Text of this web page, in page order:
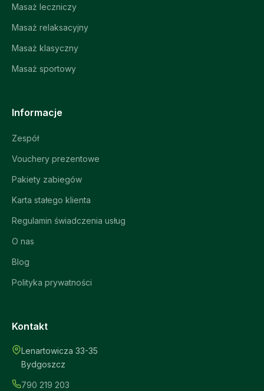
Masaż leczniczy
Masaż relaksacyjny
Masaż klasyczny
Masaż sportowy
Informacje
Zespół
Vouchery prezentowe
Pakiety zabiegów
Karta stałego klienta
Regulamin świadczenia usług
O nas
Blog
Polityka prywatności
Kontakt
Lenartowicza 33-35
Bydgoszcz
790 219 203